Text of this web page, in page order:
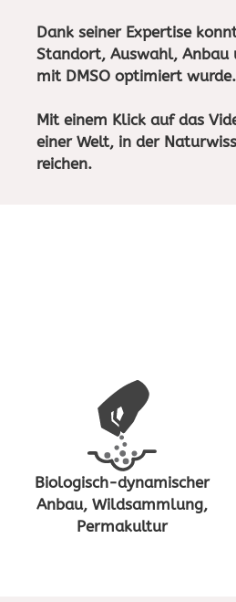
Dank seiner Expertise
Standort, Auswahl, Anbau
mit DMSO optimiert wurde.
Mit einem Klick auf das
einer Welt, in der
reichen.
Biologisch-dynamischer
Anbau, Wildsammlung,
Permakultur